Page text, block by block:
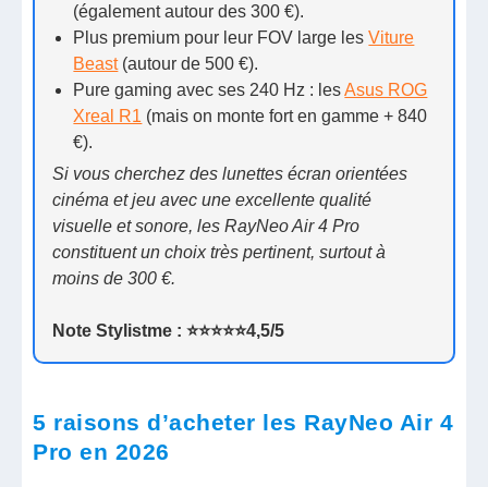
(également autour des 300 €).
Plus premium pour leur FOV large lesViture
Beast(autour de 500 €).
Pure gaming avec ses 240 Hz : lesAsus ROG
Xreal R1 (mais on monte fort en gamme + 840
€).
Si vous cherchez des lunettes écran orientées
cinéma et jeu avec une excellente qualité
visuelle et sonore, les RayNeo Air 4 Pro
constituent un choix très pertinent, surtout à
moins de 300 €.
Note Stylistme : ⭐️⭐️⭐️⭐️⭐️4,5/5
5 raisons d’acheter les RayNeo Air 4
Pro en 2026